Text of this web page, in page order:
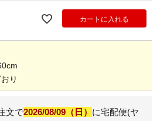
カートに入れる
り
文で2026/08/09（日） に宅配便(ヤ